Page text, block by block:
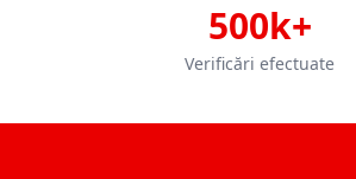
500k+
Verificări efectuate